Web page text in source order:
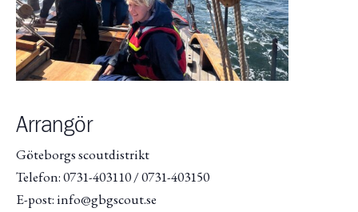
Arrangör
Göteborgs scoutdistrikt
Telefon: 0731-403110 / 0731-403150
E-post: info@gbgscout.se